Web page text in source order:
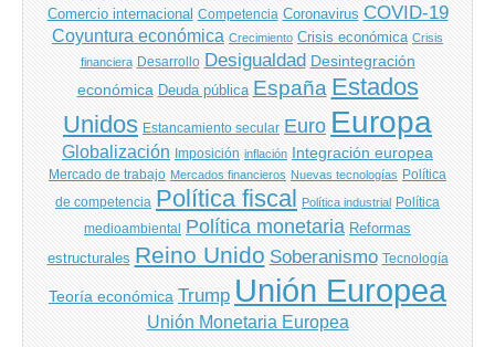
Comercio internacional Competencia Coronavirus COVID-19
Coyuntura económica Crecimiento Crisis económica Crisis
financiera Desarrollo Desigualdad Desintegración
económica Deuda pública España Estados
Unidos Estancamiento secular Euro Europa
Globalización Imposición inflación Integración europea
Mercado de trabajo Mercados financieros Nuevas tecnologías Política
de competencia Política fiscal Política industrial Política
medioambiental Política monetaria Reformas
estructurales Reino Unido Soberanismo Tecnología
Teoría económica Trump Unión Europea
Unión Monetaria Europea